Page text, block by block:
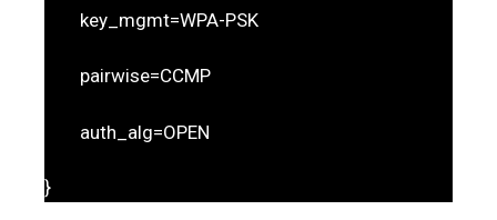
key_mgmt=WPA-PSK
pairwise=CCMP
auth_alg=OPEN
}